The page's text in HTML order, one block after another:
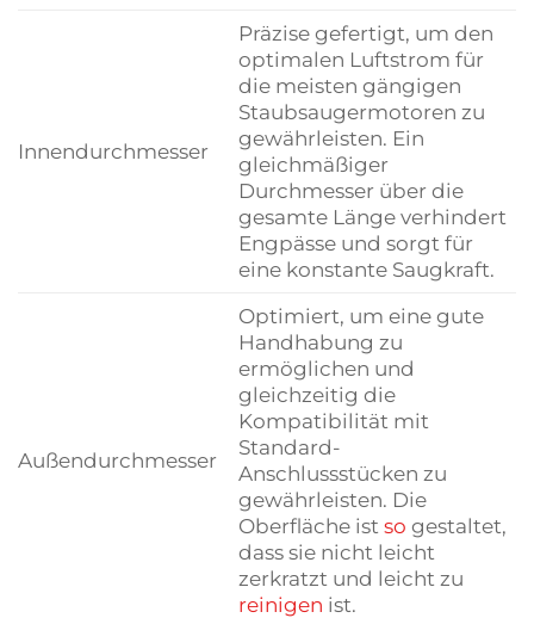
Innendurchmesser
Präzise gefertigt, um den
optimalen Luftstrom für
die meisten gängigen
Staubsaugermotoren zu
gewährleisten. Ein
gleichmäßiger
Durchmesser über die
gesamte Länge verhindert
Engpässe und sorgt für
eine konstante Saugkraft.
Außendurchmesser
Optimiert, um eine gute
Handhabung zu
ermöglichen und
gleichzeitig die
Kompatibilität mit
Standard-
Anschlussstücken zu
gewährleisten. Die
Oberfläche ist so gestaltet,
dass sie nicht leicht
zerkratzt und leicht zu
reinigen ist.